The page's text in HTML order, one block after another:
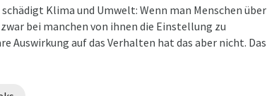
Klima und Umwelt: Wenn man Menschen über
bei manchen von ihnen die Einstellung zu
Auswirkung auf das Verhalten hat das aber nicht. Das